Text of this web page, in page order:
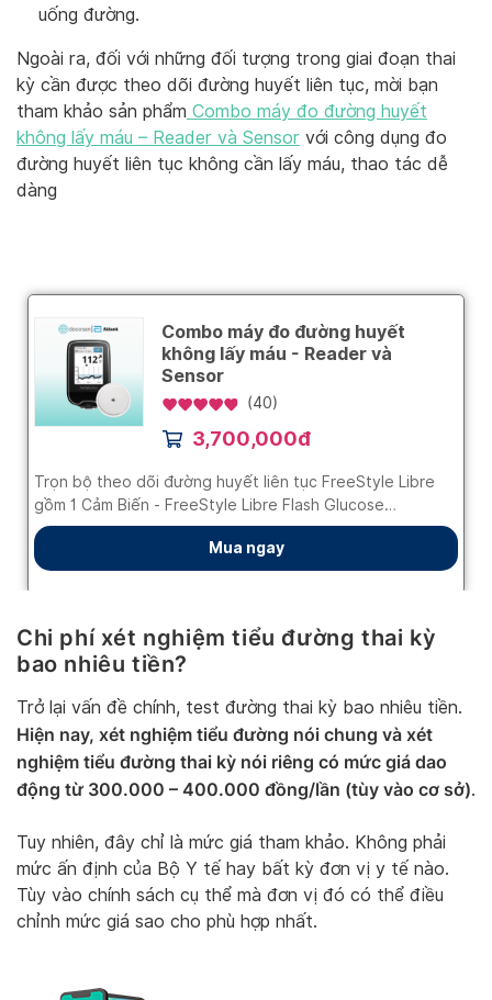
uống đường.
Ngoài ra, đối với những đối tượng trong giai đoạn thai
kỳ cần được theo dõi đường huyết liên tục, mời bạn
tham khảo sản phẩm Combo máy đo đường huyết
không lấy máu – Reader và Sensor với công dụng đo
đường huyết liên tục không cần lấy máu, thao tác dễ
dàng
Chi phí xét nghiệm tiểu đường thai kỳ
bao nhiêu tiền?
Trở lại vấn đề chính, test đường thai kỳ bao nhiêu tiền.
Hiện nay, xét nghiệm tiểu đường nói chung và xét
nghiệm tiểu đường thai kỳ nói riêng có mức giá dao
động từ 300.000 – 400.000 đồng/lần (tùy vào cơ sở).
Tuy nhiên, đây chỉ là mức giá tham khảo. Không phải
mức ấn định của Bộ Y tế hay bất kỳ đơn vị y tế nào.
Tùy vào chính sách cụ thể mà đơn vị đó có thể điều
chỉnh mức giá sao cho phù hợp nhất.